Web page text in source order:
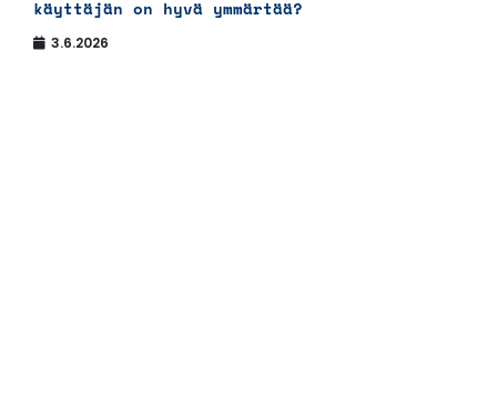
käyttäjän on hyvä ymmärtää?
3.6.2026